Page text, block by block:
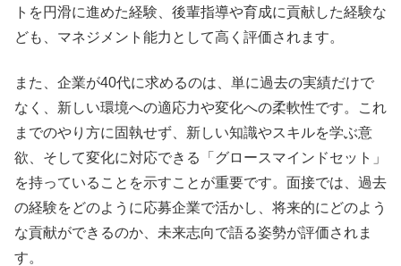
トを円滑に進めた経験、後輩指導や育成に貢献した経験な
ども、マネジメント能力として高く評価されます。
また、企業が40代に求めるのは、単に過去の実績だけで
なく、新しい環境への適応力や変化への柔軟性です。これ
までのやり方に固執せず、新しい知識やスキルを学ぶ意
欲、そして変化に対応できる「グロースマインドセット」
を持っていることを示すことが重要です。面接では、過去
の経験をどのように応募企業で活かし、将来的にどのよう
な貢献ができるのか、未来志向で語る姿勢が評価されま
す。